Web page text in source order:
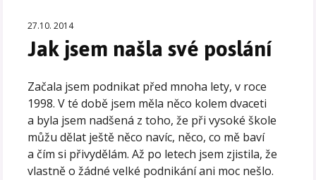
27.10. 2014
Jak jsem našla své poslání
Začala jsem podnikat před mnoha lety, v roce
1998. V té době jsem měla něco kolem dvaceti
a byla jsem nadšená z toho, že při vysoké škole
můžu dělat ještě něco navíc, něco, co mě baví
a čím si přivydělám. Až po letech jsem zjistila, že
vlastně o žádné velké podnikání ani moc nešlo.